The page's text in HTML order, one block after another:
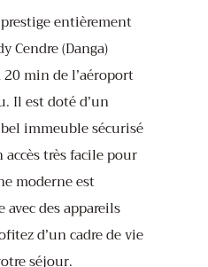
entièrement
Cendre (Danga)
min de l’aéroport
Il est doté d’un
immeuble sécurisé
accès très facile pour
moderne est
des appareils
d’un cadre de vie
séjour.